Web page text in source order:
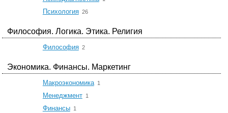
Психология 26
Философия. Логика. Этика. Религия
Философия 2
Экономика. Финансы. Маркетинг
Макроэкономика 1
Менеджмент 1
Финансы 1